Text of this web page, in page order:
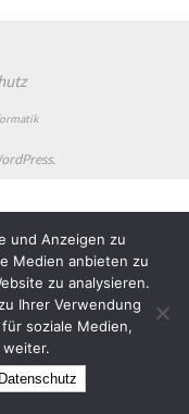
und Anzeigen zu
Medien anbieten zu
zu analysieren.
Ihrer Verwendung
soziale Medien,
weiter.
Datenschutz